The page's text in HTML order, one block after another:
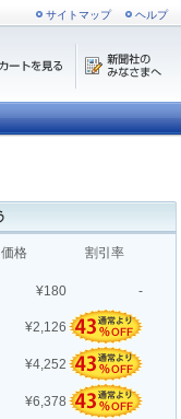
サイトマップ ヘルプ
価格 割引率
¥180 -
¥2,126
¥4,252
¥6,378